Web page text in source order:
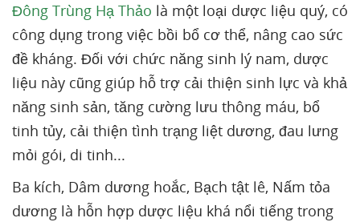
Đông Trùng Hạ Thảo là một loại dược liệu quý, có
công dụng trong việc bồi bổ cơ thể, nâng cao sức
đề kháng. Đối với chức năng sinh lý nam, dược
liệu này cũng giúp hỗ trợ cải thiện sinh lực và khả
năng sinh sản, tăng cường lưu thông máu, bổ
tinh tủy, cải thiện tình trạng liệt dương, đau lưng
mỏi gói, di tinh...
Ba kích, Dâm dương hoắc, Bạch tật lê, Nấm tỏa
dương là hỗn hợp dược liệu khá nổi tiếng trong